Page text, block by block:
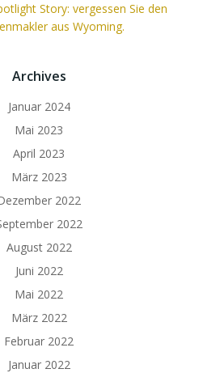
Story: vergessen Sie den
aus Wyoming.
Archives
Januar 2024
Mai 2023
April 2023
März 2023
2022
2022
August 2022
Juni 2022
Mai 2022
März 2022
Februar 2022
Januar 2022